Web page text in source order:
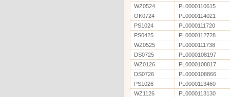
WZ0524
PL0000110615
OK0724
PL0000114021
PS1024
PL0000111720
PS0425
PL0000112728
WZ0525
PL0000111738
DS0725
PL0000108197
WZ0126
PL0000108817
DS0726
PL0000108866
PS1026
PL0000113460
WZ1126
PL0000113130